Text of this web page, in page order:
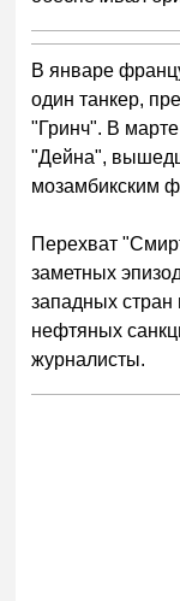
В январе
один танкер,
"Гринч". В
"Дейна",
мозамбикским
Перехват
заметных
западных стран
нефтяных
журналисты.